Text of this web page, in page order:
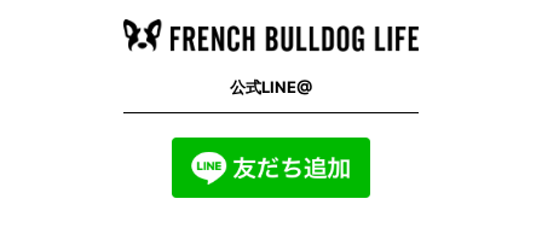
公式LINE@